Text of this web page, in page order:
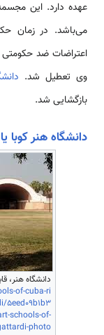
عهده دارد. این
وی تعطیل شد.
بازگشایی شد.
دانشگاه هنر
دانشگاه هنر،
of-cuba-ri
5eed09b1b3
schools-of-
photo